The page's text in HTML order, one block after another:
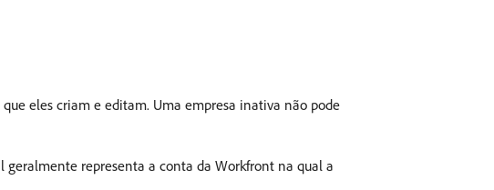
eles criam e editam. Uma empresa inativa não pode
geralmente representa a conta da Workfront na qual a